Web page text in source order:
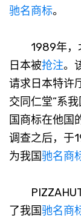
驰名商标。
1989年，北
日本被抢注。
请求日本特许
交同仁堂”系我
国商标在他国
调查之后，于
为我国驰名商
了我国驰名商